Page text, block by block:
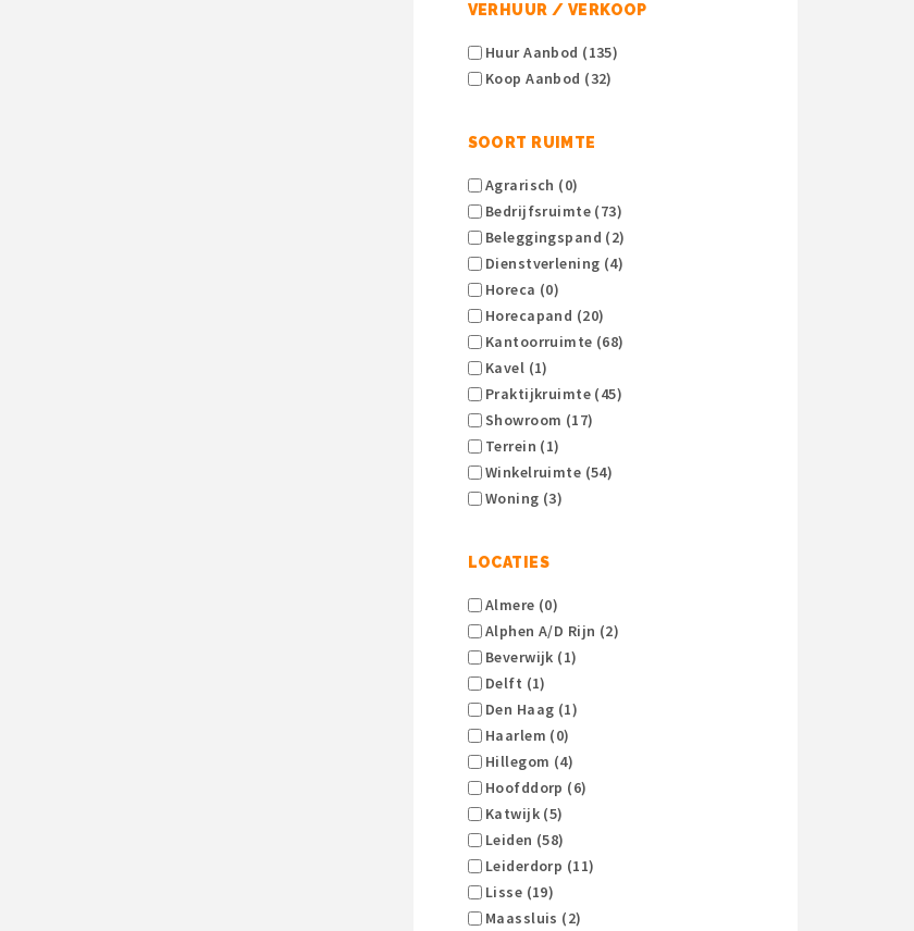
VERHUUR / VERKOOP
Huur Aanbod (135)
Koop Aanbod (32)
SOORT RUIMTE
Agrarisch (0)
Bedrijfsruimte (73)
Beleggingspand (2)
Dienstverlening (4)
Horeca (0)
Horecapand (20)
Kantoorruimte (68)
Kavel (1)
Praktijkruimte (45)
Showroom (17)
Terrein (1)
Winkelruimte (54)
Woning (3)
LOCATIES
Almere (0)
Alphen A/d Rijn (2)
Beverwijk (1)
Delft (1)
Den Haag (1)
Haarlem (0)
Hillegom (4)
Hoofddorp (6)
Katwijk (5)
Leiden (58)
Leiderdorp (11)
Lisse (19)
Maassluis (2)